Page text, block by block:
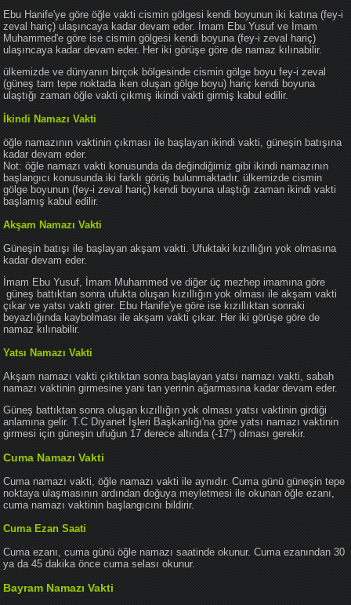
Ebu Hanife'ye göre öğle vakti cismin gölgesi kendi boyunun iki katına (fey-i
zeval hariç) ulaşıncaya kadar devam eder. İmam Ebu Yusuf ve İmam
Muhammed'e göre ise cismin gölgesi kendi boyuna (fey-i zeval hariç)
ulaşıncaya kadar devam eder. Her iki görüşe göre de namaz kılınabilir.
ülkemizde ve dünyanın birçok bölgesinde cismin gölge boyu fey-i zeval
(güneş tam tepe noktada iken oluşan gölge boyu) hariç kendi boyuna
ulaştığı zaman öğle vakti çıkmış ikindi vakti girmiş kabul edilir.
İkindi Namazı Vakti
öğle namazının vaktinin çıkması ile başlayan ikindi vakti, güneşin batışına
kadar devam eder.
Not: öğle namazı vakti konusunda da değindiğimiz gibi ikindi namazının
başlangıcı konusunda iki farklı görüş bulunmaktadır. ülkemizde cismin
gölge boyunun (fey-i zeval hariç) kendi boyuna ulaştığı zaman ikindi vakti
başlamış kabul edilir.
Akşam Namazı Vakti
Güneşin batışı ile başlayan akşam vakti. Ufuktaki kızıllığın yok olmasına
kadar devam eder.
İmam Ebu Yusuf, İmam Muhammed ve diğer üç mezhep imamına göre
güneş battıktan sonra ufukta oluşan kızıllığın yok olması ile akşam vakti
çıkar ve yatsı vakti girer. Ebu Hanife'ye göre ise kızıllıktan sonraki
beyazlığında kaybolması ile akşam vakti çıkar. Her iki görüşe göre de
namaz kılınabilir.
Yatsı Namazı Vakti
Akşam namazı vakti çıktıktan sonra başlayan yatsı namazı vakti, sabah
namazı vaktinin girmesine yani tan yerinin ağarmasına kadar devam eder.
Güneş battıktan sonra oluşan kızıllığın yok olması yatsı vaktinin girdiği
anlamına gelir. T.C Diyanet İşleri Başkanlığı'na göre yatsı namazı vaktinin
girmesi için güneşin ufuğun 17 derece altında (-17°) olması gerekir.
Cuma Namazı Vakti
Cuma namazı vakti, öğle namazı vakti ile aynıdır. Cuma günü güneşin tepe
noktaya ulaşmasının ardından doğuya meyletmesi ile okunan öğle ezanı,
cuma namazı vaktinin başlangıcını bildirir.
Cuma Ezan Saati
Cuma ezanı, cuma günü öğle namazı saatinde okunur. Cuma ezanından 30
ya da 45 dakika önce cuma selası okunur.
Bayram Namazı Vakti